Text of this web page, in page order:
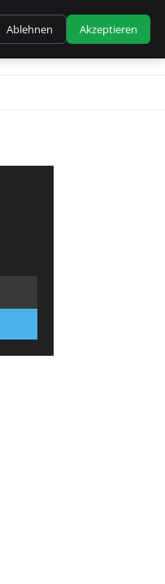
Ablehnen Akzeptieren